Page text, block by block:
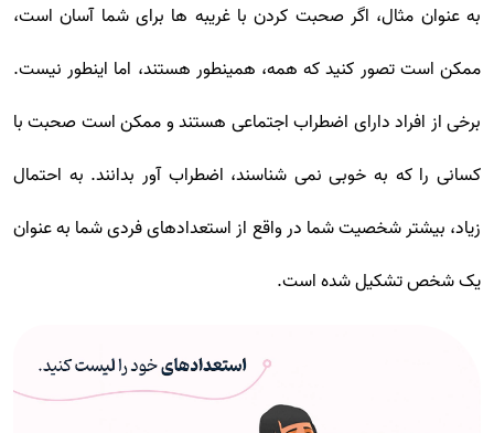
به عنوان مثال، اگر صحبت کردن با غریبه ها برای شما آسان است،
ممکن است تصور کنید که همه، همینطور هستند، اما اینطور نیست.
برخی از افراد دارای اضطراب اجتماعی هستند و ممکن است صحبت با
کسانی را که به خوبی نمی شناسند، اضطراب آور بدانند. به احتمال
زیاد، بیشتر شخصیت شما در واقع از استعدادهای فردی شما به عنوان
یک شخص تشکیل شده است.